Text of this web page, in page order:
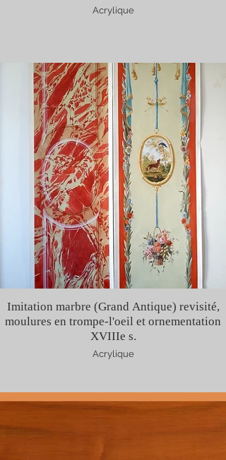
Acrylique
Imitation marbre (Grand Antique) revisité,
moulures en trompe-l'oeil et ornementation
XVIIIe s.
Acrylique